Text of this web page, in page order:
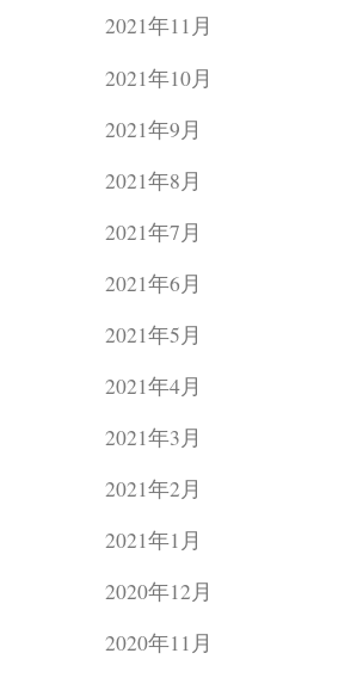
2021年11月
2021年10月
2021年9月
2021年8月
2021年7月
2021年6月
2021年5月
2021年4月
2021年3月
2021年2月
2021年1月
2020年12月
2020年11月